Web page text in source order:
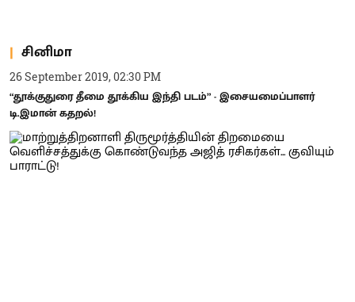
சினிமா
26 September 2019, 02:30 PM
“தூக்குதுரை தீமை தூக்கிய இந்தி படம்” - இசையமைப்பாளர்
டி.இமான் கதறல்!